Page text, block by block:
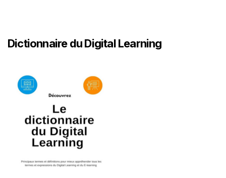
Dictionnaire du Digital Learning